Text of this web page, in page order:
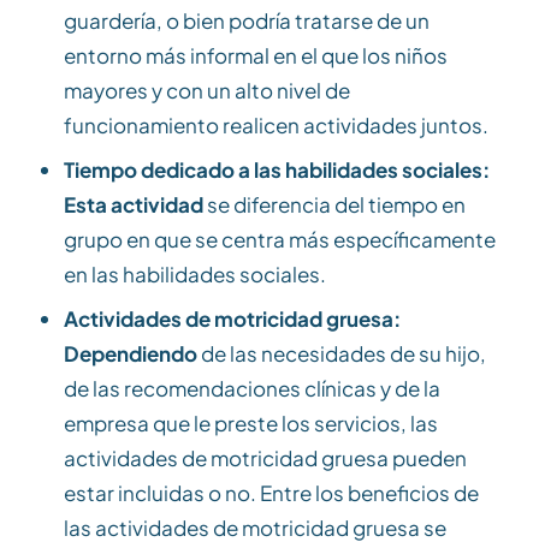
guardería, o bien podría tratarse de un
entorno más informal en el que los niños
mayores y con un alto nivel de
funcionamiento realicen actividades juntos.
Tiempo dedicado a las habilidades sociales:
Esta actividadse diferencia del tiempo en
grupo en que se centra más específicamente
en las habilidades sociales.
Actividades de motricidad gruesa:
Dependiendode las necesidades de su hijo,
de las recomendaciones clínicas y de la
empresa que le preste los servicios, las
actividades de motricidad gruesa pueden
estar incluidas o no. Entre los beneficios de
las actividades de motricidad gruesa se